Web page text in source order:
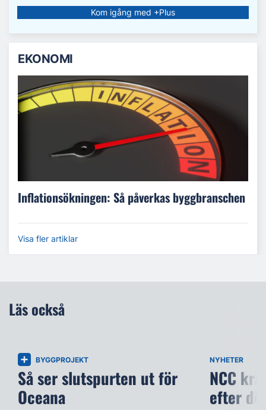
Kom igång med +Plus
EKONOMI
Inflationsökningen: Så påverkas byggbranschen
Visa fler artiklar
Läs också
BYGGPROJEKT
Så ser slutspurten ut för
Oceana
NYHETER
NCC
efter